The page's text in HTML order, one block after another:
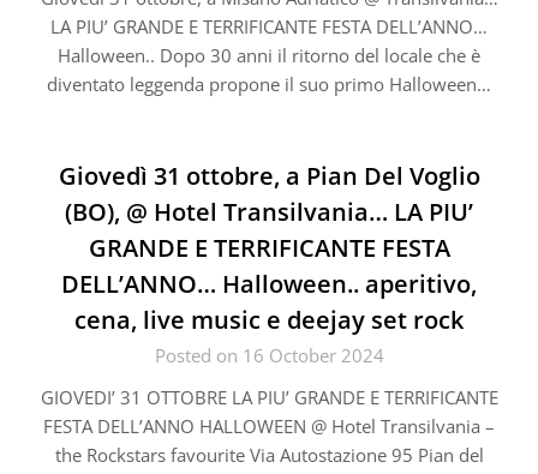
LA PIU’ GRANDE E TERRIFICANTE FESTA DELL’ANNO…
Halloween.. Dopo 30 anni il ritorno del locale che è
diventato leggenda propone il suo primo Halloween…
Giovedì 31 ottobre, a Pian Del Voglio
(BO), @ Hotel Transilvania… LA PIU’
GRANDE E TERRIFICANTE FESTA
DELL’ANNO… Halloween.. aperitivo,
cena, live music e deejay set rock
Posted on 16 October 2024
GIOVEDI’ 31 OTTOBRE LA PIU’ GRANDE E TERRIFICANTE
FESTA DELL’ANNO HALLOWEEN @ Hotel Transilvania –
the Rockstars favourite Via Autostazione 95 Pian del